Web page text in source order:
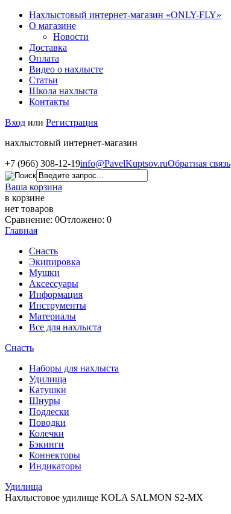
Нахлыстовый интернет-магазин «ONLY-FLY»
О магазине
Новости
Доставка
Оплата
Видео о нахлысте
Статьи
Школа нахлыста
Контакты
Вход или Регистрация
нахлыстовый интернет-магазин
+7 (966) 308-12-19info@PavelKuptsov.ruОбратная связь
Ваша корзина
в корзине
нет товаров
Сравнение: 0Отложено: 0
Главная
Снасть
Экипировка
Мушки
Аксессуары
Информация
Инструменты
Материалы
Все для нахлыста
Снасть
Наборы для нахлыста
Удилища
Катушки
Шнуры
Подлески
Поводки
Колечки
Бэкинги
Коннекторы
Индикаторы
Удилища
Нахлыстовое удилище KOLA SALMON S2-MX